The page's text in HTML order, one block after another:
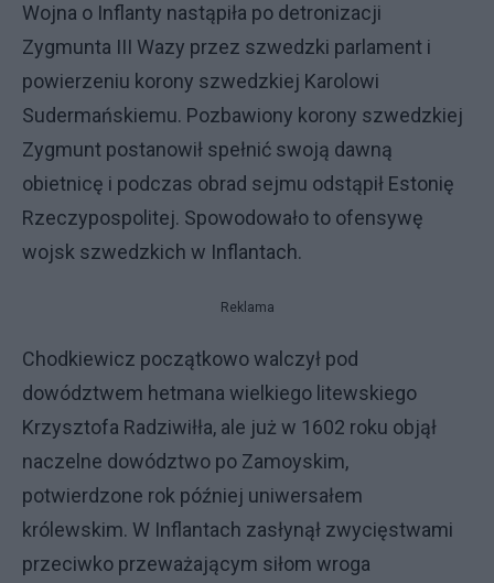
Wojna o Inflanty nastąpiła po detronizacji
Zygmunta III Wazy przez szwedzki parlament i
powierzeniu korony szwedzkiej Karolowi
Sudermańskiemu. Pozbawiony korony szwedzkiej
Zygmunt postanowił spełnić swoją dawną
obietnicę i podczas obrad sejmu odstąpił Estonię
Rzeczypospolitej. Spowodowało to ofensywę
wojsk szwedzkich w Inflantach.
Reklama
Chodkiewicz początkowo walczył pod
dowództwem hetmana wielkiego litewskiego
Krzysztofa Radziwiłła, ale już w 1602 roku objął
naczelne dowództwo po Zamoyskim,
potwierdzone rok później uniwersałem
królewskim. W Inflantach zasłynął zwycięstwami
przeciwko przeważającym siłom wroga